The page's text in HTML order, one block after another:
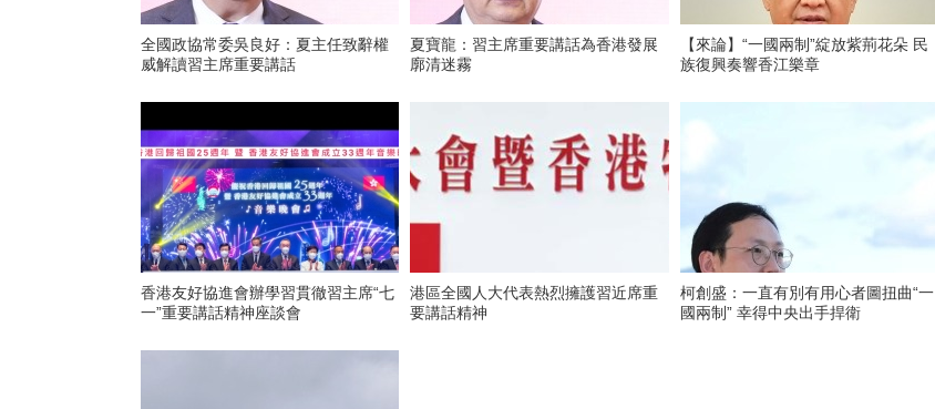
全國政協常委吳良好：夏主任致辭權
威解讀習主席重要講話
夏寶龍：習主席重要講話為香港發展
廓清迷霧
【來論】“一國兩制”綻放紫荊花朵 民
族復興奏響香江樂章
香港友好協進會辦學習貫徹習主席“七
一”重要講話精神座談會
港區全國人大代表熱烈擁護習近席重
要講話精神
柯創盛：一直有別有用心者圖扭曲“一
國兩制” 幸得中央出手捍衛